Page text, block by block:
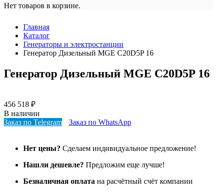
Нет товаров в корзине.
Главная
Каталог
Генераторы и электростанции
Генератор Дизельный MGE C20D5P 16
Генератор Дизельный MGE C20D5P 16
456 518 ₽
В наличии
Заказ по Telegram
Заказ по WhatsApp
Нет цены? Сделаем индивидуальное предложение!
Нашли дешевле? Предложим еще лучше!
Безналичная оплата на расчётный счёт компании